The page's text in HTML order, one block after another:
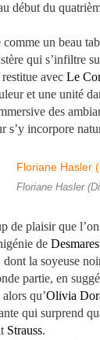
début du
comme un beau
qui s’infiltre
restitue avec Le
et une unité
des
s’y incorpore
Floriane Hasler
de plaisir que
de
dont la soyeuse
partie, en
qu’Olivia
qui surprend
Strauss.